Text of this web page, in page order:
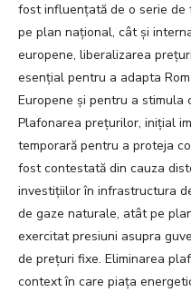
fost influențată de o serie de
pe plan național, cât și
europene, liberalizarea
esențial pentru a adapta
Europene și pentru a stimula
Plafonarea prețurilor, inițial
temporară pentru a proteja
fost contestată din cauza
investițiilor în infrastructura
de gaze naturale, atât pe
exercitat presiuni asupra
de prețuri fixe. Eliminarea
context în care piața